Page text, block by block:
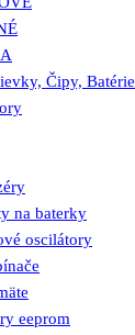
Čipy, Batérie
na baterky
oscilátory
eeprom